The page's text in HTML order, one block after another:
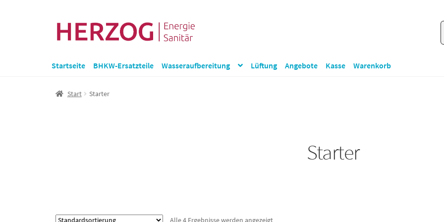
Zur
Navigation
Zum
Inhalt
Startseite BHKW-Ersatzteile Wasseraufbereitung Lüftung Angebote Kasse Warenkorb
Start Starter
Starter
Alle 4 Ergebnisse werden angezeigt